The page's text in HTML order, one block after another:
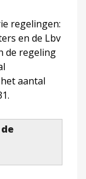
regelingen:
en de Lbv
de regeling
aantal